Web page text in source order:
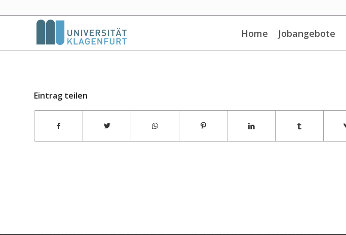
Home Jobangebote
Eintrag teilen